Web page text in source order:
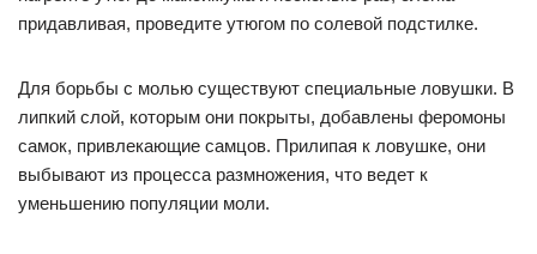
придавливая, проведите утюгом по солевой подстилке.
Для борьбы с молью существуют специальные ловушки. В
липкий слой, которым они покрыты, добавлены феромоны
самок, привлекающие самцов. Прилипая к ловушке, они
выбывают из процесса размножения, что ведет к
уменьшению популяции моли.